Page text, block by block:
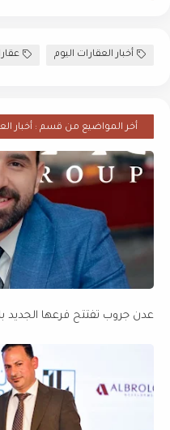
أخبار العقارات اليوم
أخر المواضيع من قسم : أخبار
عدن جروب تفتتح فرعها الجديد